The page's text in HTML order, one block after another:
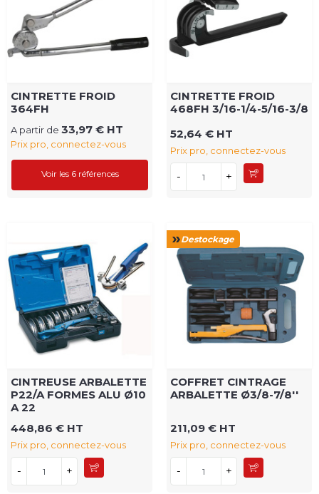
CINTRETTE FROID
364FH
A partir de 33,97 € HT
Prix pro, connectez-vous
Voir les 6 références
CINTRETTE FROID
468FH 3/16-1/4-5/16-3/8
52,64 € HT
Prix pro, connectez-vous
- +
CINTREUSE ARBALETTE
P22/A FORMES ALU Ø10
A 22
448,86 € HT
Prix pro, connectez-vous
- +
Destockage
COFFRET CINTRAGE
ARBALETTE Ø3/8-7/8''
211,09 € HT
Prix pro, connectez-vous
- +